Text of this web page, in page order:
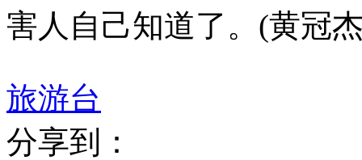
害人自己知道了。(黄冠
旅游台
分享到：